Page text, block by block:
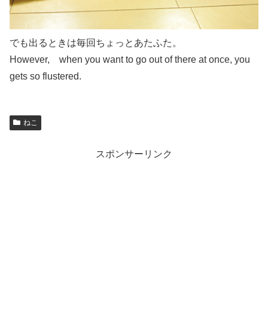
でも出るときは毎回ちょっとあたふた。
However, when you want to go out of there at once, you
gets so flustered.
ねこ
スポンサーリンク